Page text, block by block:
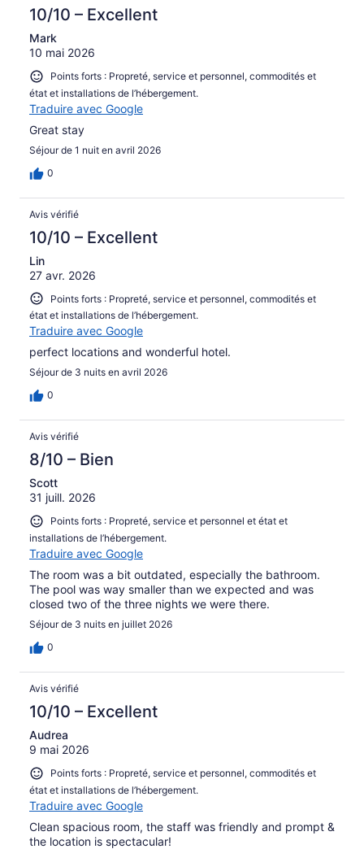
10/10 – Excellent
Mark
10 mai 2026
Points forts : Propreté, service et personnel, commodités et
état et installations de l’hébergement.
Traduire avec Google
Great stay
Séjour de 1 nuit en avril 2026
0
Avis vérifié
10/10 – Excellent
Lin
27 avr. 2026
Points forts : Propreté, service et personnel, commodités et
état et installations de l’hébergement.
Traduire avec Google
perfect locations and wonderful hotel.
Séjour de 3 nuits en avril 2026
0
Avis vérifié
8/10 – Bien
Scott
31 juill. 2026
Points forts : Propreté, service et personnel et état et
installations de l’hébergement.
Traduire avec Google
The room was a bit outdated, especially the bathroom.
The pool was way smaller than we expected and was
closed two of the three nights we were there.
Séjour de 3 nuits en juillet 2026
0
Avis vérifié
10/10 – Excellent
Audrea
9 mai 2026
Points forts : Propreté, service et personnel, commodités et
état et installations de l’hébergement.
Traduire avec Google
Clean spacious room, the staff was friendly and prompt &
the location is spectacular!